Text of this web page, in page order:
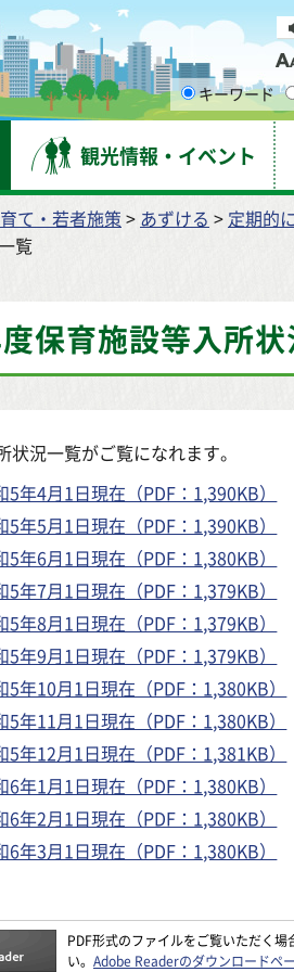
キーワード
観光情報・イベント
て・若者施策 > あずける > 定期的
覧
保育施設等入所
状況一覧がご覧になれます。
5年4月1日現在（PDF：1,390KB）
5年5月1日現在（PDF：1,390KB）
5年6月1日現在（PDF：1,380KB）
5年7月1日現在（PDF：1,379KB）
5年8月1日現在（PDF：1,379KB）
5年9月1日現在（PDF：1,379KB）
5年10月1日現在（PDF：1,380KB）
5年11月1日現在（PDF：1,380KB）
5年12月1日現在（PDF：1,381KB）
6年1月1日現在（PDF：1,380KB）
6年2月1日現在（PDF：1,380KB）
6年3月1日現在（PDF：1,380KB）
PDF形式のファイルをご覧いただく
い。 Adobe Readerのダウンロードペ